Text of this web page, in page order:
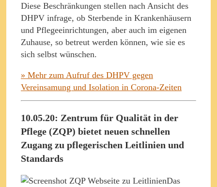
Diese Beschränkungen stellen nach Ansicht des
DHPV infrage, ob Sterbende in Krankenhäusern
und Pflegeeinrichtungen, aber auch im eigenen
Zuhause, so betreut werden können, wie sie es
sich selbst wünschen.
» Mehr zum Aufruf des DHPV gegen
Vereinsamung und Isolation in Corona-Zeiten
10.05.20: Zentrum für Qualität in der
Pflege (ZQP) bietet neuen schnellen
Zugang zu pflegerischen Leitlinien und
Standards
Das